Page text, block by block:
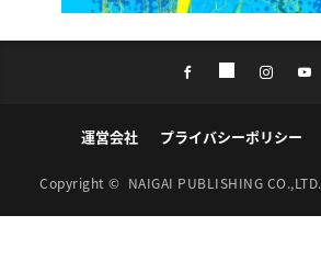
運営会社 プライバシーポリシー
Copyright © NAIGAI PUBLISHING CO.,LTD.